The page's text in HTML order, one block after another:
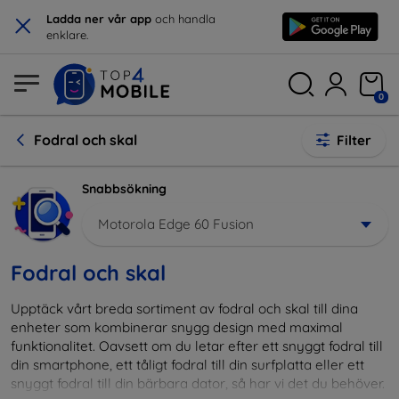
× Ladda ner vår app och handla
enklare.
0
Fodral och skal Filter
Snabbsökning
Motorola Edge 60 Fusion
Fodral och skal
Upptäck vårt breda sortiment av fodral och skal till dina
enheter som kombinerar snygg design med maximal
funktionalitet. Oavsett om du letar efter ett snyggt fodral till
din smartphone, ett tåligt fodral till din surfplatta eller ett
snyggt fodral till din bärbara dator, så har vi det du behöver.